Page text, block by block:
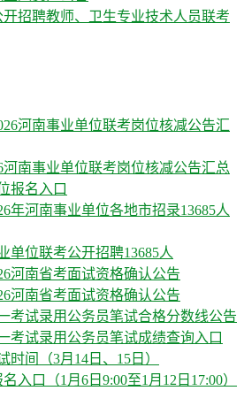
开招聘教师、卫生专业技术人员联考
河南事业单位联考岗位核减公告汇总
报名入口
年河南事业单位各地市招录13685人
单位联考公开招聘13685人
河南省考面试资格确认公告
河南省考面试资格确认公告
考试录用公务员笔试合格分数线公告
考试录用公务员笔试成绩查询入口
时间（3月14日、15日）
入口（1月6日9:00至1月12日17:00）